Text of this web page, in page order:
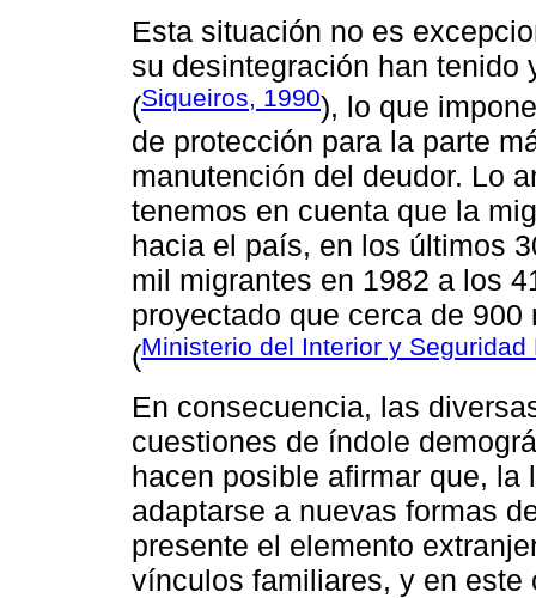
Esta situación no es
su desintegración han tenido
(Siqueiros, 1990), lo que
de protección para la parte
manutención del deudor. Lo
tenemos en cuenta que la
hacia el país, en los últimos
mil migrantes en 1982 a los
proyectado que cerca de
(Ministerio del Interior y Seguridad
En consecuencia, las
cuestiones de índole
hacen posible afirmar que,
adaptarse a nuevas formas
presente el elemento
vínculos familiares, y en